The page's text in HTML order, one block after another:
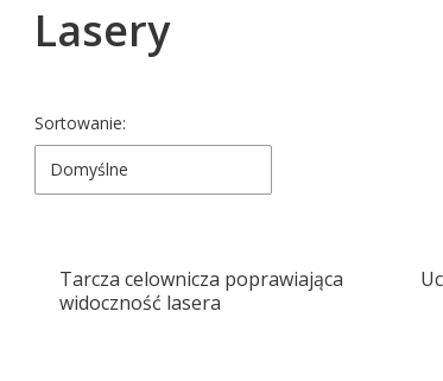
Lasery
Lista produktów
Sortowanie:
Domyślne
Tarcza celownicza poprawiająca
widoczność lasera